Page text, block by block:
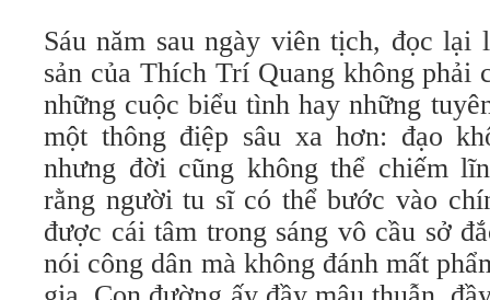
Sáu năm sau ngày viên tịch, đọc
sản của Thích Trí Quang không phải
những cuộc biểu tình hay những
một thông điệp sâu xa hơn: đạo
nhưng đời cũng không thể chiếm
rằng người tu sĩ có thể bước vào
được cái tâm trong sáng vô cầu sở
nói công dân mà không đánh mất